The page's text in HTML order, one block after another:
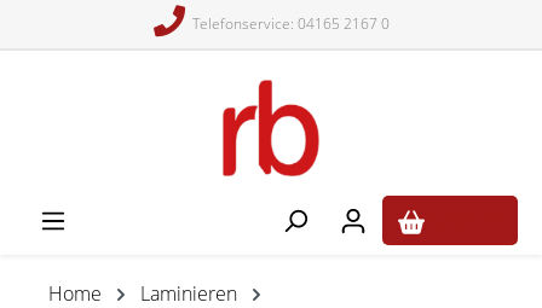
Telefonservice: 04165 2167 0
Home
Laminieren